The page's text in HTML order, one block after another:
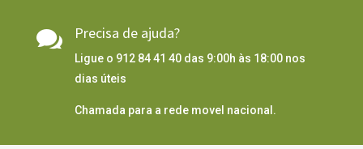
 Precisa de ajuda?
Ligue o 912 84 41 40 das 9:00h às 18:00 nos
dias úteis
Chamada para a rede movel nacional.